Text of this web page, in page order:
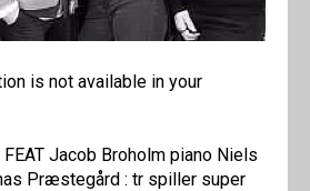
is not available in your
FEAT Jacob Broholm piano Niels
Præstegård : tr spiller super